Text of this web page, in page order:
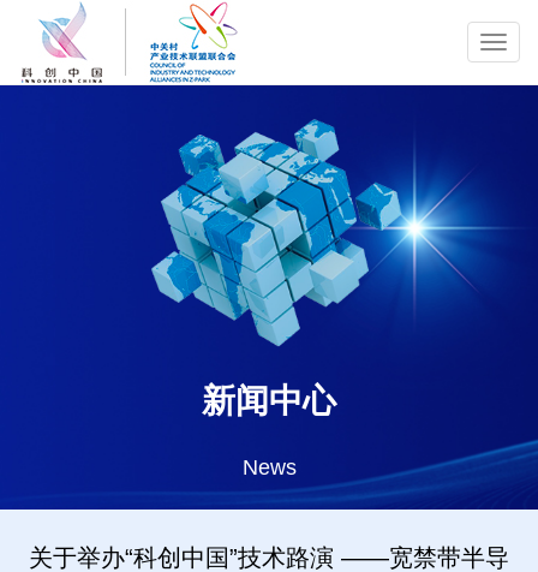
新闻中心
News
关于举办“科创中国”技术路演 ——宽禁带半导